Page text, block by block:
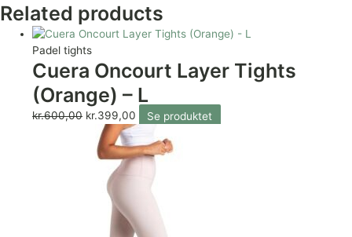
Related products
Padel tights
Cuera Oncourt Layer Tights
(Orange) – L
kr.600,00 kr.399,00 Se produktet